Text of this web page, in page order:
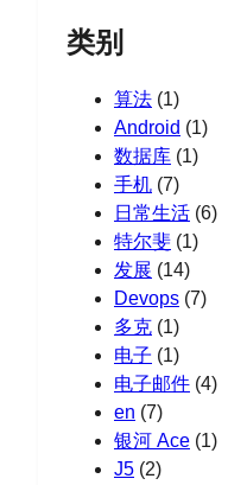
类别
算法 (1)
Android (1)
数据库 (1)
手机 (7)
日常生活 (6)
特尔斐 (1)
发展 (14)
Devops (7)
多克 (1)
电子 (1)
电子邮件 (4)
en (7)
银河 Ace (1)
J5 (2)